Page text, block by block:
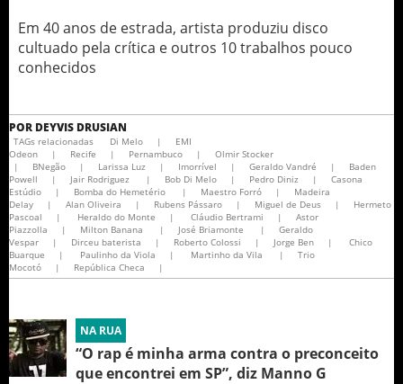
Em 40 anos de estrada, artista produziu disco
cultuado pela crítica e outros 10 trabalhos pouco
conhecidos
POR DEYVIS DRUSIAN
TAGs relacionadas Di Melo |
EMI
Odeon
| Recife | Pernambuco |
Olmir Stocker
|
BNegão | Larissa Luz | Imorrível | Geraldo Vandré |
Baden
Powell
| Jair Rodriguez | Bob Di Melo | Pedro Diniz |
Casona
Estúdio
| Bomba do Hemetério | Maestro Forró |
Madeira
Delay
| Alan Oliveira | Rubens Pássaro | Miguel de Deus |
Hermeto
Pascoal
| Heraldo do Monte | Cláudio Bertrami |
Astor
Piazzolla
| Milton Banana | José Briamonte |
Geraldo
Vespar
| Dirceu baterista | Roberto Colossi | Jorge Ben |
Chico
Buarque
| Paulinho da Viola | Martinho da Vila |
Trio
Mocotó
| República Checa |
NA RUA
“O rap é minha arma contra o preconceito
que encontrei em SP”, diz Manno G